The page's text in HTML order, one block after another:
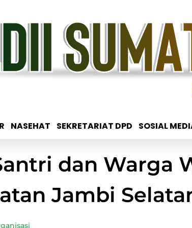
NASEHAT SEKRETARIAT DPD SOSIAL
dan Warga
Jambi